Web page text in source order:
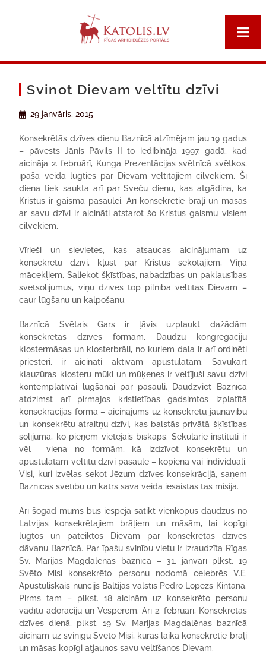
Svinot Dievam veltītu dzīvi
29 janvāris, 2015
Konsekrētās dzīves dienu Baznīcā atzīmējam jau 19 gadus
– pāvests Jānis Pāvils II to iedibināja 1997. gadā, kad
aicināja 2. februārī, Kunga Prezentācijas svētnīcā svētkos,
īpašā veidā lūgties par Dievam veltītajiem cilvēkiem. Šī
diena tiek saukta arī par Sveču dienu, kas atgādina, ka
Kristus ir gaisma pasaulei. Arī konsekrētie brāļi un māsas
ar savu dzīvi ir aicināti atstarot šo Kristus gaismu visiem
cilvēkiem.
Vīrieši un sievietes, kas atsaucas aicinājumam uz
konsekrētu dzīvi, kļūst par Kristus sekotājiem, Viņa
mācekļiem. Saliekot šķīstības, nabadzības un paklausības
svētsolījumus, viņu dzīves top pilnībā veltītas Dievam –
caur lūgšanu un kalpošanu.
Baznīcā Svētais Gars ir ļāvis uzplaukt dažādām
konsekrētas dzīves formām. Daudzu kongregāciju
klostermāsas un klosterbrāļi, no kuriem daļa ir arī ordinēti
priesteri, ir aicināti aktīvam apustulātam. Savukārt
klauzūras klosteru mūki un mūķenes ir veltījuši savu dzīvi
kontemplatīvai lūgšanai par pasauli. Daudzviet Baznīcā
atdzimst arī pirmajos kristietības gadsimtos izplatītā
konsekrācijas forma – aicinājums uz konsekrētu jaunavību
un konsekrētu atraitņu dzīvi, kas balstās privātā šķīstības
solījumā, ko pieņem vietējais bīskaps. Sekulārie institūti ir
vēl viena no formām, kā izdzīvot konsekrētu un
apustulātam veltītu dzīvi pasaulē – kopienā vai individuāli.
Visi, kuri izvēlas sekot Jēzum dzīves konsekrācijā, saņem
Baznīcas svētību un katrs savā veidā iesaistās tās misijā.
Arī šogad mums būs iespēja satikt vienkopus daudzus no
Latvijas konsekrētajiem brāļiem un māsām, lai kopīgi
lūgtos un pateiktos Dievam par konsekrētās dzīves
dāvanu Baznīcā. Par īpašu svinību vietu ir izraudzīta Rīgas
Sv. Marijas Magdalēnas baznīca – 31. janvārī plkst. 19
Svēto Misi konsekrēto personu nodomā celebrēs V.E.
Apustuliskais nuncijs Baltijas valstīs Pedro Lopezs Kintana.
Pirms tam – plkst. 18 aicinām uz konsekrēto personu
vadītu adorāciju un Vesperēm. Arī 2. februārī, Konsekrētās
dzīves dienā, plkst. 19 Sv. Marijas Magdalēnas baznīcā
aicinām uz svinīgu Svēto Misi, kuras laikā konsekrētie brāļi
un māsas kopīgi atjaunos savu veltīšanos Dievam.